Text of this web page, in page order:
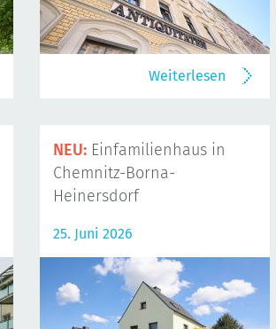
Weiterlesen
NEU: Einfamilienhaus in
Chemnitz-Borna-
Heinersdorf
25. Juni 2026